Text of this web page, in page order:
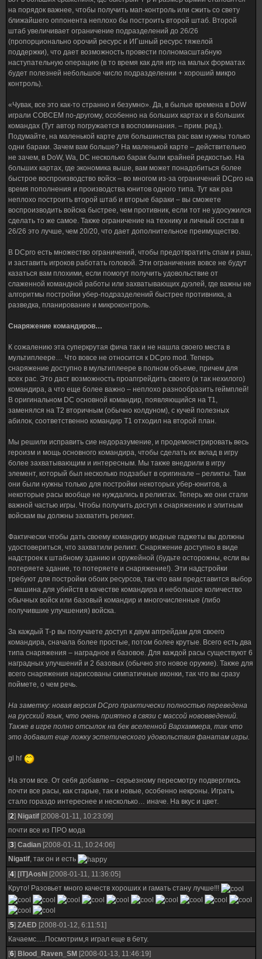
на порядок важнее, чтобы получить мап-контроль или сжить со свету
ближайшего оппонента неплохо бы построить второй штаб. Второй
штаб увеличивает ограничение подразделений до 26/26
(пропорционально орочий ресурс и ИГшный ресурс тяжелой
поддержки), что дает возможность провести полномасштабную
наступательную операцию (в то время как для игр на малых форматах
будет полезней небольшое число подразделении + хороший микро
контроль).
«Чувак, все это как-то странно и безумно». Да, в былые времена в DoW
играли СОВСЕМ по-другому, особенно на больших картах и в больших
командах (Тут автор погружается в воспоминания. – прим. ред.).
Подумайте, на маленькой карте для большинства рас вам нужны только
одни бараки. Зачем вам больше? На маленькой карте – действительно
не зачем, в DoW, Wa, DC несколько барак были крайней редкостью. На
больших картах, где экономика выше, вам может понадобиться более
быстрое воспроизводство войск – во многом из-за ограничений DCpro на
время пополнения и производства юнитов одного типа. Тут как раз
неплохо построить второй штаб и вторые бараки – вы сможете
воспроизводить войска быстрее, чем противник, если тот не удосужился
сделать то же самое. Также ограничение на технику и личный состав в
26/26 это лучше, чем 20/20, что дает дополнительное преимущество.
В DCpro есть множество ограничений, чтобы предотвратить спам и раш,
и заставить игроков работать головой. Эти ограничения вовсе не будут
казаться вам плохими, если помогут получить удовольствие от
слаженной командной работы или захватывающих дуэлей, где важны не
алгоритмы постройки убер-подразделений быстрее противника, а
разведка, планирование и микроконтроль.
Снаряжение командиров…
К сожалению эта суперкрутая фича так и не нашла своего места в
мультиплеере… Что вовсе не относится к DCpro mod. Теперь
снаряжение доступно в мультиплеере в полном объеме, причем для
всех рас. Это даст возможность проапгрейдить своего (и так нехилого)
командира, а что еще более важно – неплохо разнообразить геймплей!
В оригинальном DC основной командир, появляющийся на Т1,
заменялся на Т2 вторичным (обычно колдуном), с кучей полезных
абилок, соответственно командир Т1 отходил на второй план.
Мы решили исправить сие недоразумение, и продемонстрировать весь
героизм и мощь основного командира, чтобы сделать их вклад в игру
более захватывающим и интересным. Мы также внедрили в игру
элемент, который был несколько подзабыт в оригинале – реликты. Там
они были нужны только для постройки некоторых убер-юнитов, а
некоторые расы вообще не нуждались в реликтах. Теперь же они стали
важной частью игры. Чтобы получить доступ к снаряжению и элитным
войскам вы должны захватить реликт.
Фактически чтобы дать своему командиру модные гаджеты вы должны
удостовериться, что захватили реликт. Снаряжение доступно в виде
надстроек к штабному зданию и оружейной (будьте осторожны, если вы
потеряете здание, то потеряете и снаряжение!). Эти надстройки
требуют для постройки обоих ресурсов, так что вам представится выбор
– машина для убийств в качестве командира и небольшое количество
обычных войск или базовый командир и многочисленные (либо
получившие улучшения) войска.
За каждый Т-р вы получаете доступ к двум апгрейдам для своего
командира, сначала более простые, потом более крутые. Всего есть два
типа снаряжения – наградное и базовое. Для каждой расы существуют 6
наградных улучшений и 2 базовых (обычно это новое оружие). Также для
всего снаряжения нарисованы симпатичные иконки, так что вы сразу
поймете, о чем речь.
На заметку: новая версия DCpro практически полностью переведена
на русский язык, что очень приятно в связи с массой нововведений.
Также в игре полно отсылок на бек вселенной Вархаммера, так что
это добавит еще ложку эстетического удовольствия фанатам игры.
gl hf
На этом все. От себя добавлю – серьезному пересмотру подверглись
почти все расы, как старые, так и новые, особенно некроны. Играть
стало гораздо интереснее и несколько… иначе. На вкус и цвет.
[2] Nigatif [2008-01-11, 10:23:09]
почти все из ПРО мода
[3] Cadian [2008-01-11, 10:24:06]
Nigatif, так он и есть
[4] [IT]Aoshi [2008-01-11, 11:36:05]
Круто! Разовьет много качеств хороших и гамать стану лучше!!!
[5] ZAED [2008-01-12, 6:11:51]
Качаемс.....Посмотрим,я играл еще в бету.
[6] Blood_Raven_SM [2008-01-13, 11:46:19]